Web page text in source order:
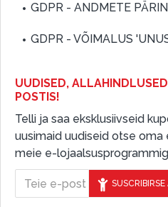
GDPR - ANDMETE
GDPR - VÕIMALUS
UUDISED,
POSTIS!
Telli ja saa eksklusiivseid
uusimaid uudiseid otse
meie e-